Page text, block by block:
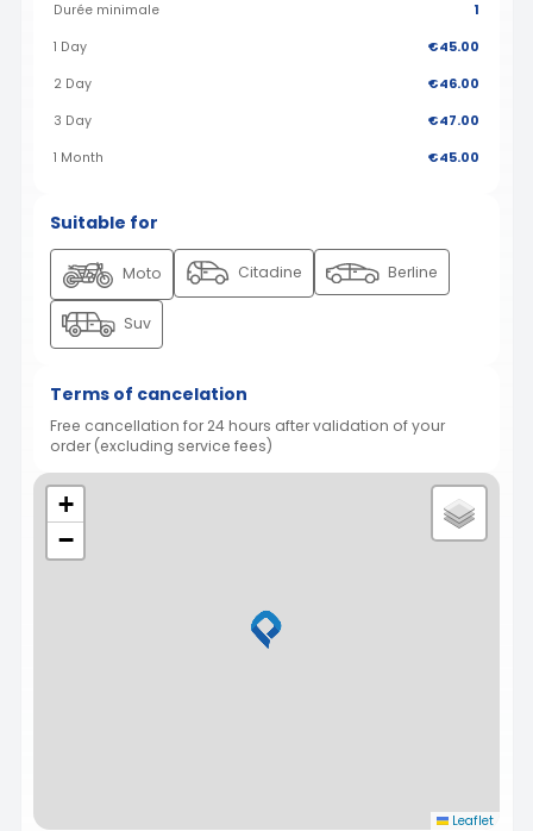
Durée minimale 1
1 Day €45.00
2 Day €46.00
3 Day €47.00
1 Month €45.00
Suitable for
Moto Citadine Berline
Suv
Terms of cancelation
Free cancellation for 24 hours after validation of your
order (excluding service fees)
+
−
Leaflet